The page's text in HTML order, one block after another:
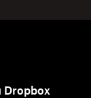
Dropbox